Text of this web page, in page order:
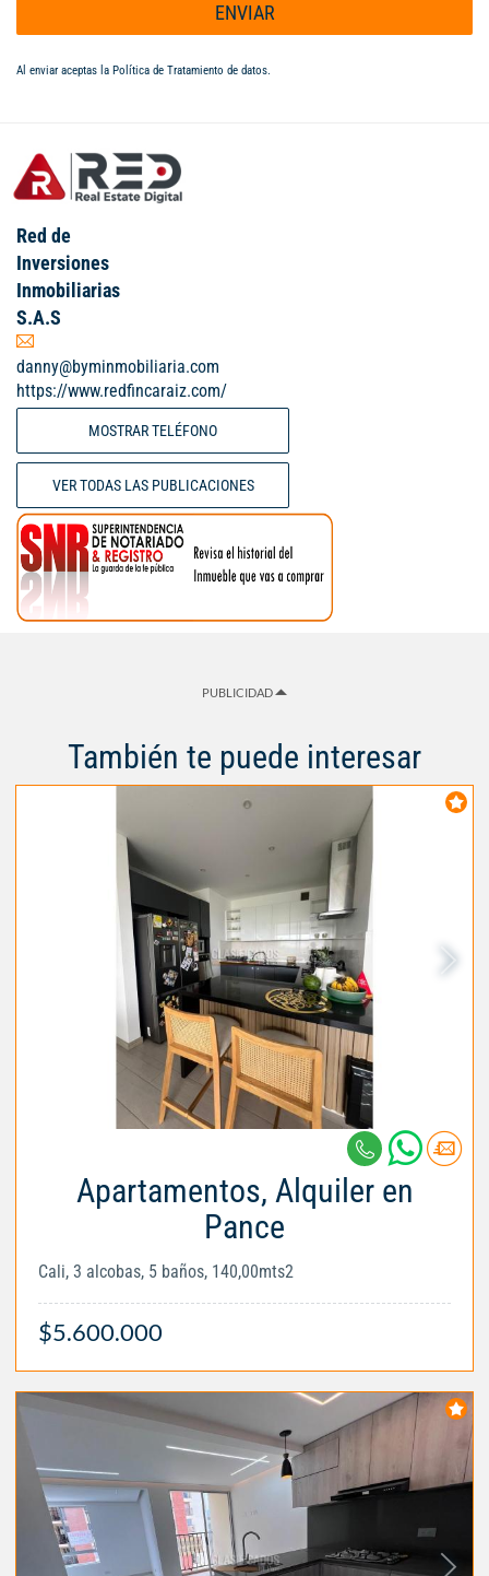
ENVIAR
Al enviar aceptas la Política de Tratamiento de datos.
Red de
Inversiones
Inmobiliarias
S.A.S
danny@byminmobiliaria.com
https://www.redfincaraiz.com/
MOSTRAR TELÉFONO
VER TODAS LAS PUBLICACIONES
PUBLICIDAD
También te puede interesar
Apartamentos, Alquiler en
Pance
Cali, 3 alcobas, 5 baños, 140,00mts2
$5.600.000